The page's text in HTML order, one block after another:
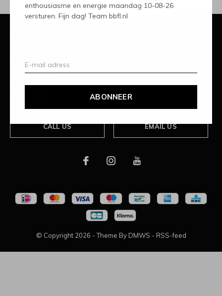
enthousiasme en energie maandag 10-08-26
versturen. Fijn dag! Team bbfl.nl
ABONNEER
Categorieën
CALL US EMAIL US
© Copyright 2026 - Theme By DMWS - RSS-feed